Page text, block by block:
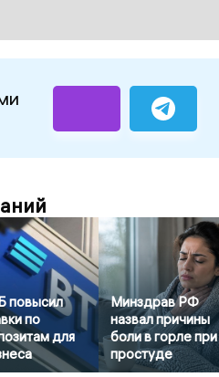
повысил
по
для
Минздрав РФ
назвал причины
боли в горле при
простуде